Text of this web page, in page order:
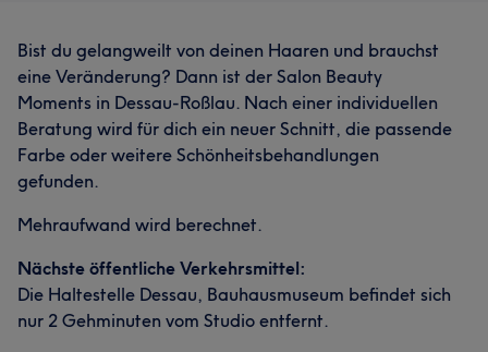
Bist du gelangweilt von deinen Haaren und brauchst
eine Veränderung? Dann ist der Salon Beauty
Moments in Dessau-Roßlau. Nach einer individuellen
Beratung wird für dich ein neuer Schnitt, die passende
Farbe oder weitere Schönheitsbehandlungen
gefunden.
Mehraufwand wird berechnet.
Nächste öffentliche Verkehrsmittel:
Die Haltestelle Dessau, Bauhausmuseum befindet sich
nur 2 Gehminuten vom Studio entfernt.